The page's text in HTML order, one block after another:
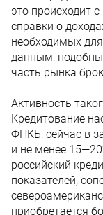
это происходит
справки о
необходимых
данным,
часть рынка
Активность
Кредитование
ФПКБ, сейчас в
и не менее
российский
показателей,
приобретается